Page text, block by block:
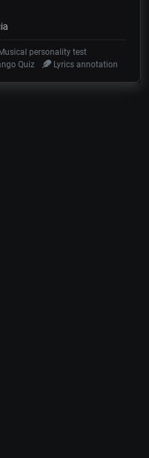
personality test
Quiz Lyrics annotation